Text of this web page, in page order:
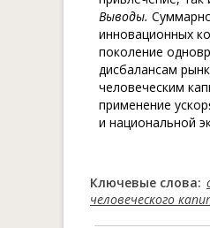
Выводы.
инновационных
поколение
дисбалансам
человеческим
применение
и национальной
Ключевые слова:
человеческого